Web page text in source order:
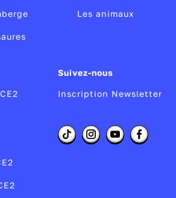
Les animaux
Suivez-nous
Inscription Newsletter